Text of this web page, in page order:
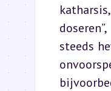
steeds